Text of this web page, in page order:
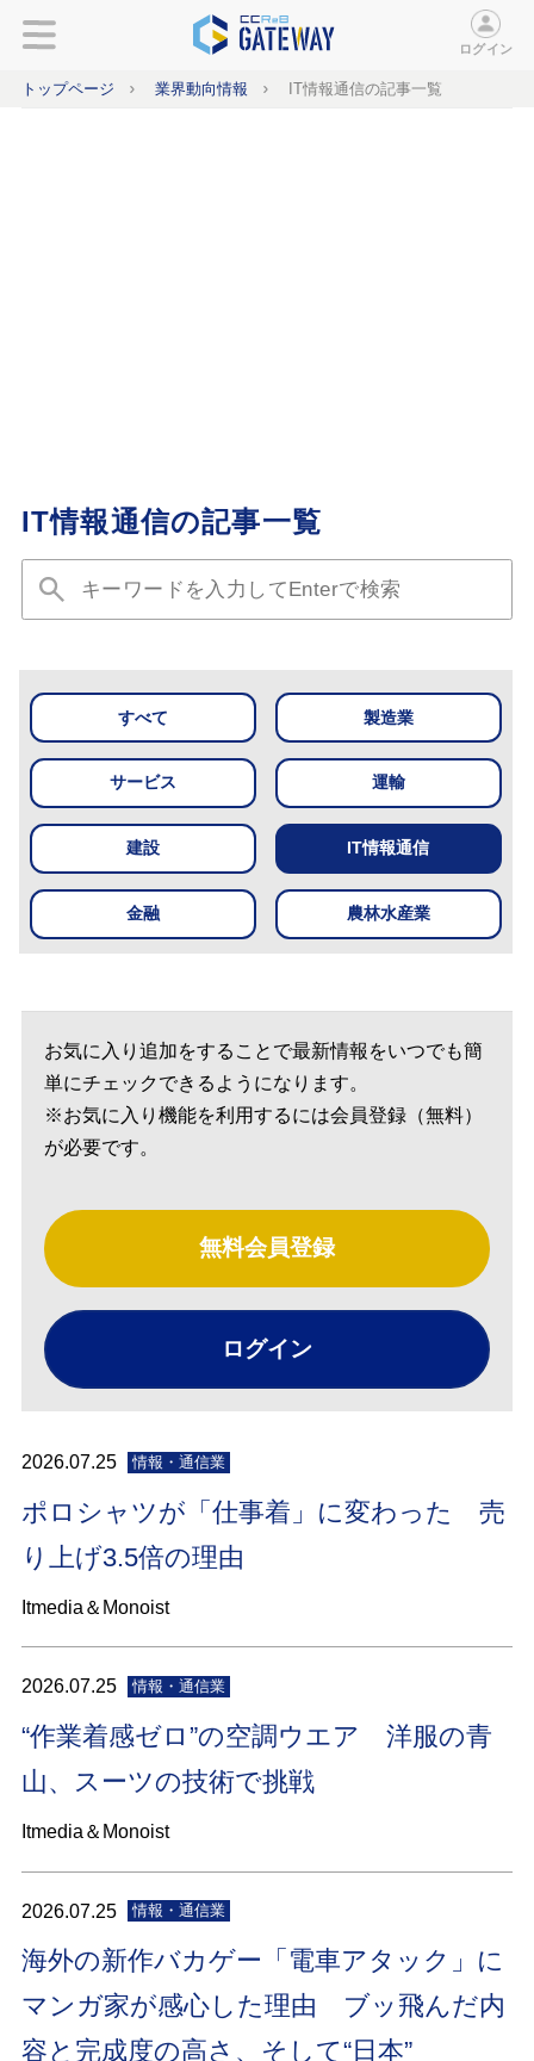
ログイン
トップページ 業界動向情報 IT情報通信の記事一覧
IT情報通信の記事一覧
すべて 製造業
サービス 運輸
建設 IT情報通信
金融 農林水産業
お気に入り追加をすることで最新情報をいつでも簡
単にチェックできるようになります。
※お気に入り機能を利用するには会員登録（無料）
が必要です。
無料会員登録
ログイン
2026.07.25 情報・通信業
ポロシャツが「仕事着」に変わった 売
り上げ3.5倍の理由
Itmedia＆Monoist
2026.07.25 情報・通信業
“作業着感ゼロ”の空調ウエア 洋服の青
山、スーツの技術で挑戦
Itmedia＆Monoist
2026.07.25 情報・通信業
海外の新作バカゲー「電車アタック」に
マンガ家が感心した理由 ブッ飛んだ内
容と完成度の高さ、そして“日本”